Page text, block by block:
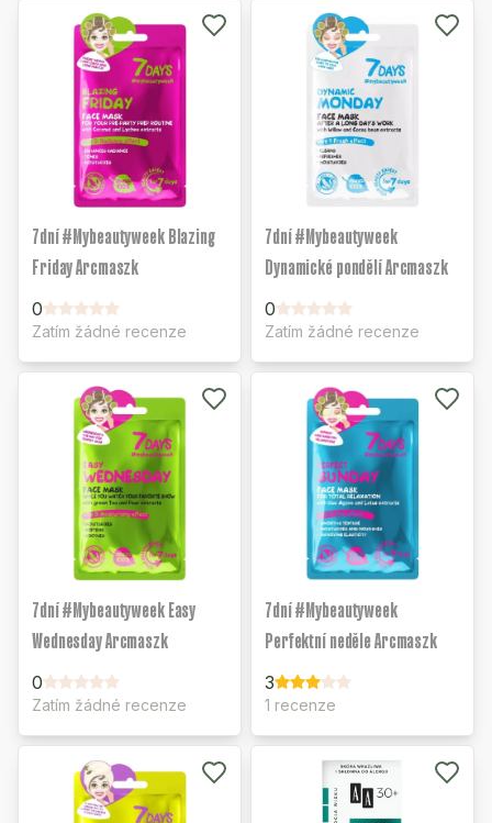
7dní #Mybeautyweek Blazing
Friday Arcmaszk
0
Zatím žádné recenze
7dní #Mybeautyweek
Dynamické pondělí Arcmaszk
0
Zatím žádné recenze
7dní #Mybeautyweek Easy
Wednesday Arcmaszk
0
Zatím žádné recenze
7dní #Mybeautyweek
Perfektní neděle Arcmaszk
3
1 recenze